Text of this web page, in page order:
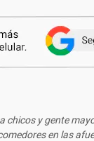
chicos y gente
en las